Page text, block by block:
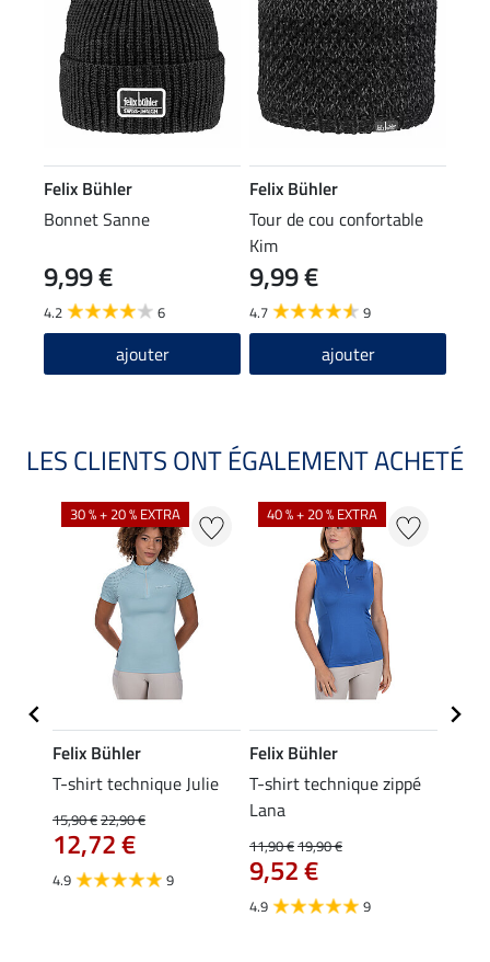
Felix Bühler
Bonnet Sanne
9,99 €
4.2 6
ajouter
Felix Bühler
Tour de cou confortable
Kim
9,99 €
4.7 9
ajouter
LES CLIENTS ONT ÉGALEMENT ACHETÉ
30 % + 20 % EXTRA
Felix Bühler
T-shirt technique Julie
15,90 €22,90 €
12,72 €
4.9 9
40 % + 20 % EXTRA
Felix Bühler
T-shirt technique zippé
Lana
11,90 €19,90 €
9,52 €
4.9 9